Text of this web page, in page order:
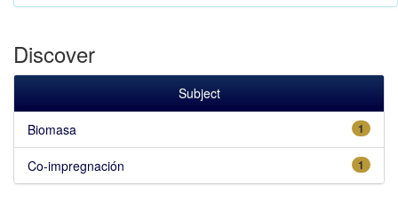
Discover
Subject
1
Biomasa
1
Co-impregnación